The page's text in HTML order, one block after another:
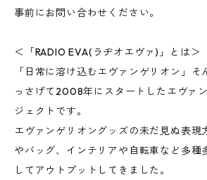
事前にお問い合わせください。
＜「RADIO EVA(ラヂオエヴァ)」とは＞
「日常に溶け込むエヴァンゲリオン」そ
っさげて2008年にスタートしたエヴァ
ジェクトです。
エヴァンゲリオングッズの未だ見ぬ表現
やバッグ、インテリアや自転車など多種
してアウトプットしてきました。